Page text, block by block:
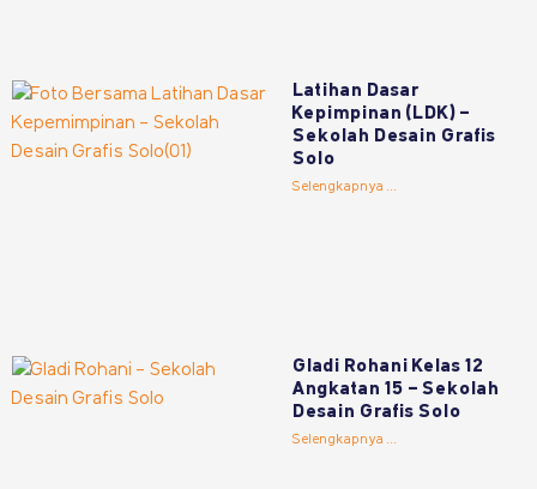
Latihan Dasar
Kepimpinan (LDK) –
Sekolah Desain Grafis
Solo
Selengkapnya ...
Gladi Rohani Kelas 12
Angkatan 15 – Sekolah
Desain Grafis Solo
Selengkapnya ...